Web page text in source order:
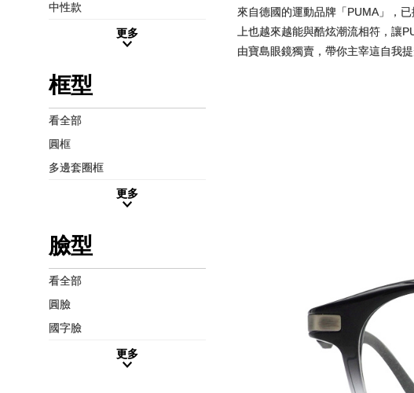
中性款
更多
框型
看全部
圓框
多邊套圈框
更多
臉型
看全部
圓臉
國字臉
更多
來自德國的運動品牌「PUMA」，
上也越來越能與酷炫潮流相符，讓
由寶島眼鏡獨賣，帶你主宰這自我